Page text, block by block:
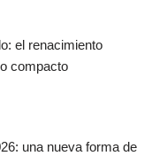
el renacimiento
compacto
una nueva forma de